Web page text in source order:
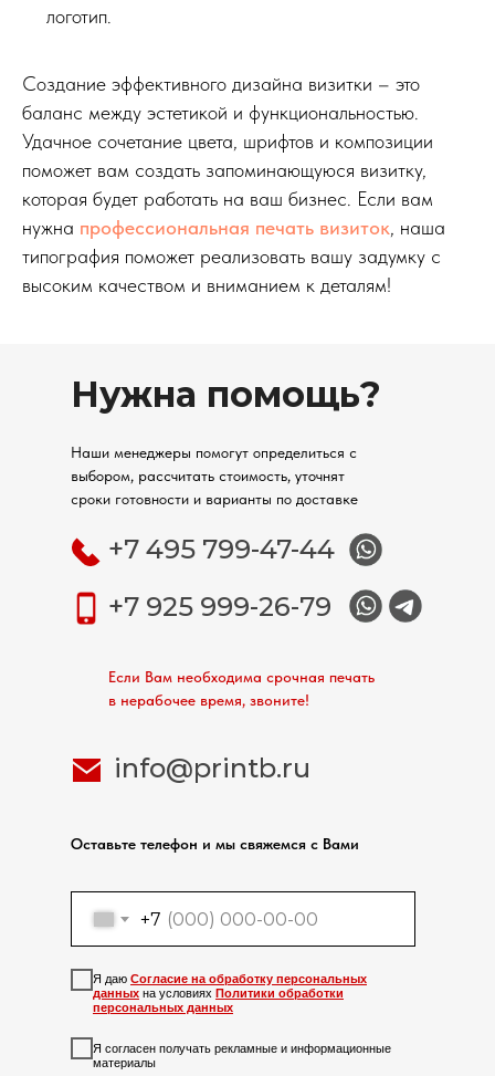
логотип.
Создание эффективного дизайна визитки – это
баланс между эстетикой и функциональностью.
Удачное сочетание цвета, шрифтов и композиции
поможет вам создать запоминающуюся визитку,
которая будет работать на ваш бизнес. Если вам
нужна профессиональная печать визиток, наша
типография поможет реализовать вашу задумку с
высоким качеством и вниманием к деталям!
Нужна помощь?
Наши менеджеры помогут определиться с
выбором, рассчитать стоимость, уточнят
сроки готовности и варианты по доставке
Оставьте телефон и мы свяжемся с Вами
+7 495 799-47-44
info@printb.ru
Если Вам необходима срочная печать
в нерабочее время, звоните!
+7
Я даю Согласие на обработку персональных
данных на условиях Политики обработки
персональных данных
Я согласен получать рекламные и информационные
материалы
+7 925 999-26-79